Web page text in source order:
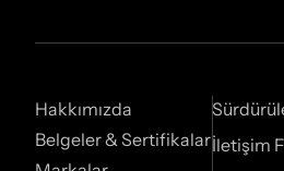
Hakkımızda
Belgeler & Sertifikalarİletişim